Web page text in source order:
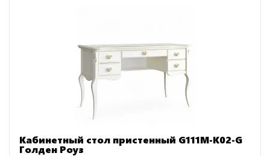
Кабинетный стол пристенный G111M-K02-G
Голден Роуз